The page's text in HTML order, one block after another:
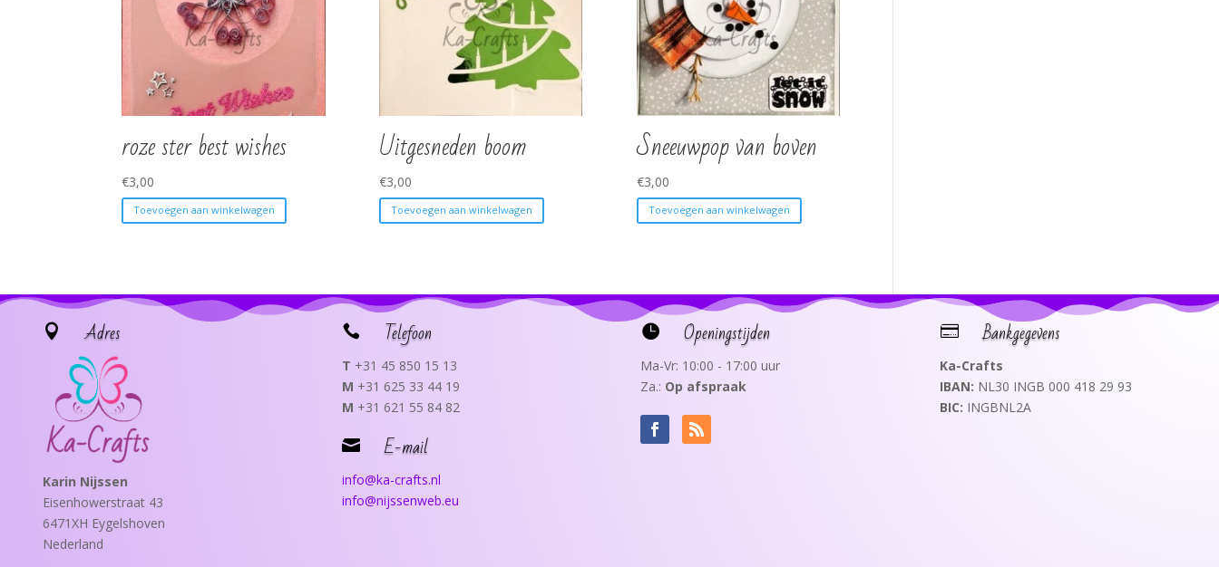
roze ster best wishes
€3,00
Toevoegen aan winkelwagen
Uitgesneden boom
€3,00
Toevoegen aan winkelwagen
Sneeuwpop van boven
€3,00
Toevoegen aan winkelwagen
 Adres
Karin Nijssen
Eisenhowerstraat 43
6471XH Eygelshoven
Nederland
 Telefoon
T +31 45 850 15 13
M +31 625 33 44 19
M +31 621 55 84 82
 E-mail
info@ka-crafts.nl
info@nijssenweb.eu
 Openingstijden
Ma-Vr: 10:00 - 17:00 uur
Za.: Op afspraak
 Bankgegevens
Ka-Crafts
IBAN: NL30 INGB 000 418 29 93
BIC: INGBNL2A